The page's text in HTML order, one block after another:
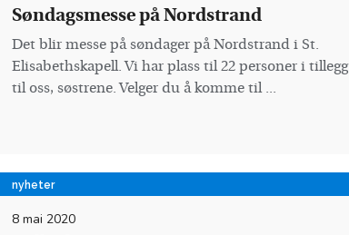
Søndagsmesse på Nordstrand
Det blir messe på søndager på Nordstrand i St.
Elisabethskapell. Vi har plass til 22 personer i tillegg
til oss, søstrene. Velger du å komme til ...
nyheter
8 mai 2020